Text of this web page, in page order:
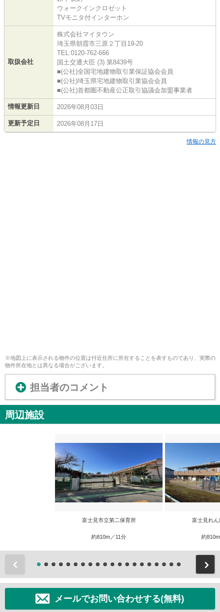
ウォークインクロゼット
TVモニタ付インターホン
取扱会社
株式会社マイタウン
埼玉県朝霞市三原２丁目19-20
TEL:0120-762-666
国土交通大臣 (3) 第8439号
■(公社)全国宅地建物取引業保証協会会員
■(公社)埼玉県宅地建物取引業協会会員
■(公社)首都圏不動産公正取引協議会加盟事業者
情報更新日 2026年08月03日
更新予定日 2026年08月17日
情報の見方
※地図上に表示される物件の位置は付近住所に所在することを表すものであり、実際の
物件所在地とは異なる場合がございます。
担当者のコメント
周辺施設
富士見市立第二保育所
約810m／11分
富士見れ
約
メールでお問い合わせする(無料)